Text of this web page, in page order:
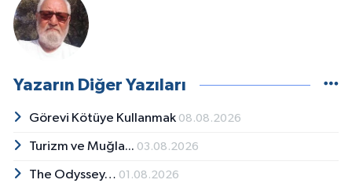
Yazarın Diğer Yazıları
Görevi Kötüye Kullanmak 08.08.2026
Turizm ve Muğla... 03.08.2026
The Odyssey… 01.08.2026